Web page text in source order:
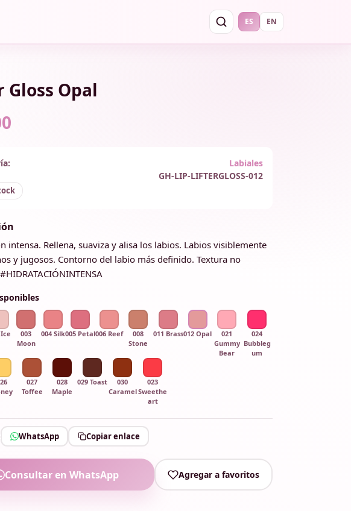
ES EN
Gloss Opal
Labiales
GH-LIP-LIFTERGLOSS-012
intensa. Rellena, suaviza y alisa los labios. Labios visiblemente
y jugosos. Contorno del labio más definido. Textura no
003
Moon
004 Silk005 Petal006 Reef
008
Stone
011 Brass012 Opal
021
Gummy
Bear
024
Bubbleg
um
027
Toffee
028
Maple
029 Toast
030
Caramel
023
Sweethe
art
WhatsApp Copiar enlace
Consultar en WhatsApp Agregar a favoritos